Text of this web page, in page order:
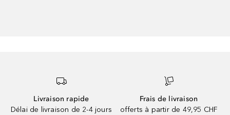
Livraison rapide
Délai de livraison de 2-4 jours
Frais de livraison
offerts à partir de 49,95 CHF